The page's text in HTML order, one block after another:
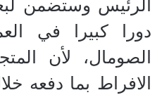
الرئيس وستضمن
دورا كبيرا في
الصومال، لأن
الافراط بما دفعه